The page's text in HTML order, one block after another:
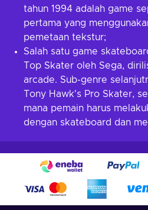
tahun 1994 adalah game
pertama yang
pemetaan tekstur;
Salah satu game
Top Skater oleh Sega,
arcade. Sub-genre
Tony Hawk's Pro Skater,
mana pemain harus
dengan skateboard dan